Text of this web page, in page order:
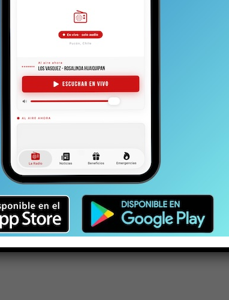
la discusión sobre el tema. No
con la ayuda de datos, estadísticas y
que el crecimiento y el progreso
cierto que posturas radicales y
generalmente, nos hacen pagar
mala imagen, pero tal vez evite varias